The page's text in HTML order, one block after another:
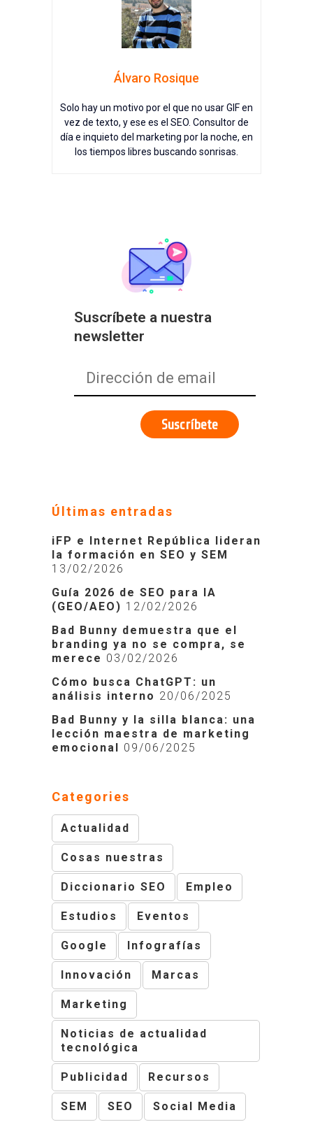
Álvaro Rosique
Solo hay un motivo por el que no usar GIF en
vez de texto, y ese es el SEO. Consultor de
día e inquieto del marketing por la noche, en
los tiempos libres buscando sonrisas.
Suscríbete a nuestra
newsletter
Últimas entradas
iFP e Internet República lideran
la formación en SEO y SEM
13/02/2026
Guía 2026 de SEO para IA
(GEO/AEO) 12/02/2026
Bad Bunny demuestra que el
branding ya no se compra, se
merece 03/02/2026
Cómo busca ChatGPT: un
análisis interno 20/06/2025
Bad Bunny y la silla blanca: una
lección maestra de marketing
emocional
09/06/2025
Categories
Actualidad
Cosas nuestras
Diccionario SEO Empleo
Estudios Eventos
Google Infografías
Innovación Marcas
Marketing
Noticias de actualidad
tecnológica
Publicidad Recursos
SEM SEO Social Media